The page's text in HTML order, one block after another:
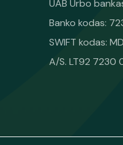
UAB Urbo
Banko kodas:
SWIFT kodas:
A/S. LT92